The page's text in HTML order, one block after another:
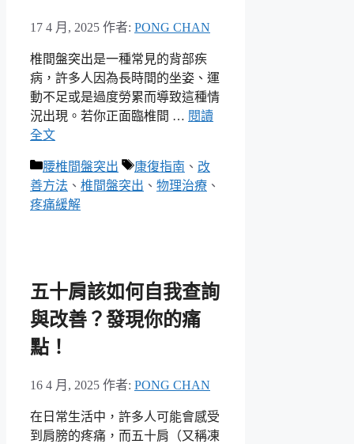
17 4 月, 2025 作者: PONG CHAN
椎間盤突出是一種常見的背部疾
病，許多人因為長時間的坐姿、運
動不足或是過度勞累而導致這種情
況出現。若你正面臨椎間 … 閱讀
全文
分
類
腰椎間盤突出
標
籤
康復指南 、 改
善方法 、 椎間盤突出 、 物理治療 、
疼痛緩解
五十肩該如何自我查詢
與改善？發現你的痛
點！
16 4 月, 2025 作者: PONG CHAN
在日常生活中，許多人可能會感受
到肩膀的疼痛，而五十肩（又稱凍